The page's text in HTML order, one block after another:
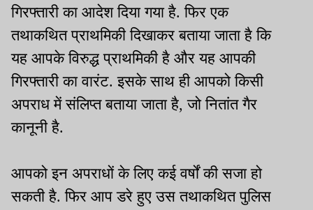
गिरफ्तारी का आदेश दिया गया है. फिर एक
तथाकथित प्राथमिकी दिखाकर बताया जाता है कि
यह आपके विरुद्ध प्राथमिकी है और यह आपकी
गिरफ्तारी का वारंट. इसके साथ ही आपको किसी
अपराध में संलिप्त बताया जाता है, जो नितांत गैर
कानूनी है.
आपको इन अपराधों के लिए कई वर्षों की सजा हो
सकती है. फिर आप डरे हुए उस तथाकथित पुलिस